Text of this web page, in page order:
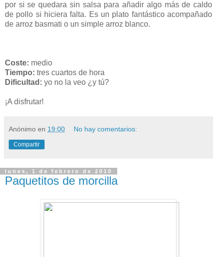
por si se quedara sin salsa para añadir algo más de caldo
de pollo si hiciera falta. Es un plato fantástico acompañado
de arroz basmati o un simple arroz blanco.
Coste: medio
Tiempo: tres cuartos de hora
Dificultad: yo no la veo ¿y tú?
¡A disfrutar!
Anónimo en 19:00 No hay comentarios:
Compartir
lunes, 1 de febrero de 2010
Paquetitos de morcilla